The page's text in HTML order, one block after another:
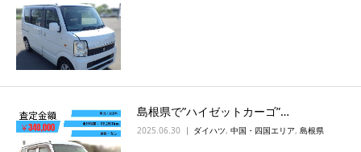
島根県で”ハイゼットカーゴ”…
2025.06.30 ダイハツ, 中国・四国エリア, 島根県